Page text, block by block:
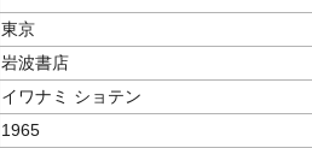
東京
岩波書店
イワナミ ショテン
1965